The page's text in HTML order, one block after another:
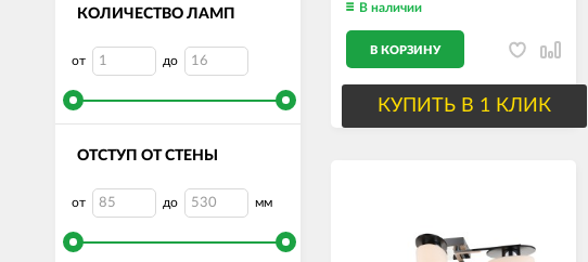
КОЛИЧЕСТВО ЛАМП
от до
ОТСТУП ОТ СТЕНЫ
от до мм
В наличии
В КОРЗИНУ
КУПИТЬ В 1 КЛИК